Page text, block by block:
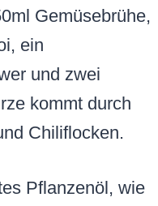
Gemüsebrühe,
ein
und zwei
kommt durch
Chiliflocken.
Pflanzenöl, wie